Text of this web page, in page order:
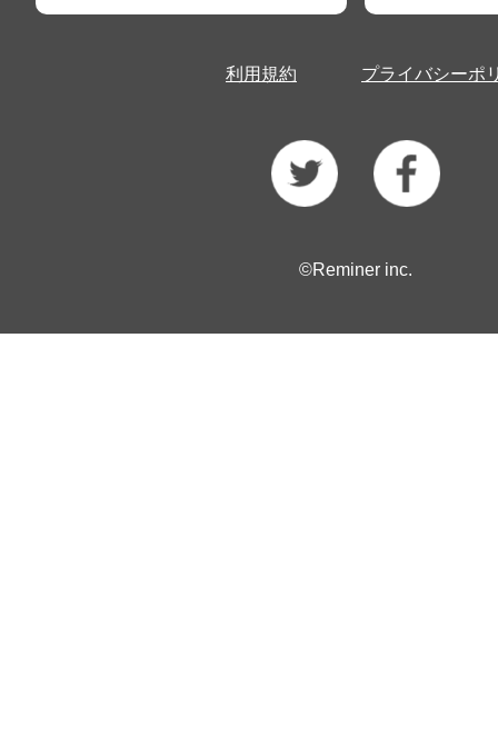
利用規約 プライバシーポ
©Reminer inc.